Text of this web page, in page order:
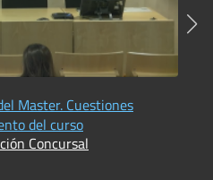
Master. Cuestiones
del curso
Concursal